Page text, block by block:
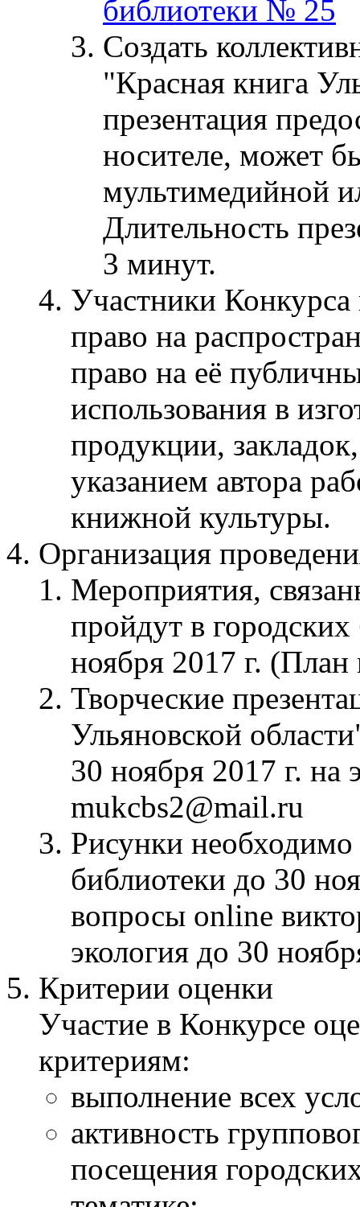
библиотеки № 25
Создать
"Красная книга
презентация
носителе, может
мультимедийной
Длительность
3 минут.
Участники Конкурса
право на
право на её
использования в
продукции,
указанием автора
книжной культуры.
Организация
Мероприятия,
пройдут в
ноября 2017 г. (План
Творческие
Ульяновской
30 ноября 2017 г. на
mukcbs2@mail.ru
Рисунки необходимо
библиотеки до 30
вопросы online
экология до 30
Критерии оценки
Участие в Конкурсе
критериям:
выполнение всех
активность
посещения